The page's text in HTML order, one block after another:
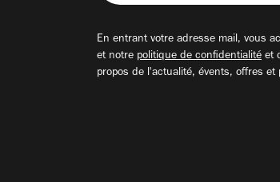
adresse
En entrant votre adresse mail, vous
et notre politique de confidentialité et
propos de l'actualité, évents, offres